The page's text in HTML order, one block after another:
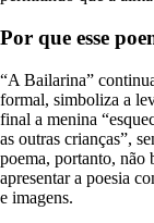
Por que esse
“A Bailarina”
formal, simboliza a
final a menina
as outras crianças”,
poema, portanto, não
apresentar a poesia
e imagens.